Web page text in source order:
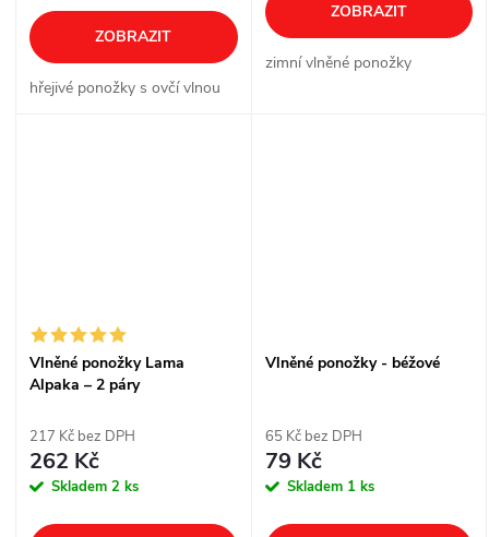
ZOBRAZIT
hřejivé ponožky s ovčí vlnou
ZOBRAZIT
zimní vlněné ponožky
Vlněné ponožky Lama
Alpaka – 2 páry
217 Kč bez DPH
262 Kč
Skladem 2 ks
Vlněné ponožky - béžové
65 Kč bez DPH
79 Kč
Skladem 1 ks